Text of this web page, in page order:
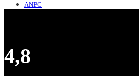
ANPC
4,8